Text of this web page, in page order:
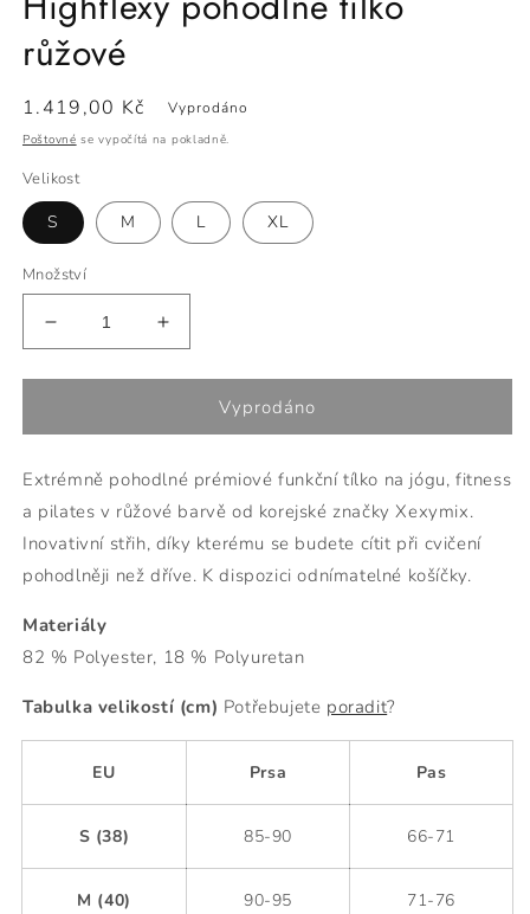
růžové
Běžná
cena
1.419,00 Kč Vyprodáno
Poštovné se vypočítá na pokladně.
Velikost
S M L XL
Množství
množství
produktu
pohodlné
růžové
Zvýšit
množství
produktu
Highflexy
pohodlné
růžové
Vyprodáno
Extrémně pohodlné prémiové funkčnítílko na jógu, fitness
a pilates v růžové barvě od korejské značky Xexymix.
Inovativní střih, díky kterému se budete cítit při cvičení
pohodlněji než dříve. K dispozici odnímatelné košíčky.
Materiály
82 % Polyester, 18 % Polyuretan
Tabulka velikostí (cm) Potřebujete poradit?
EU Prsa Pas
S (38) 85-90 66-71
M (40) 90-95 71-76